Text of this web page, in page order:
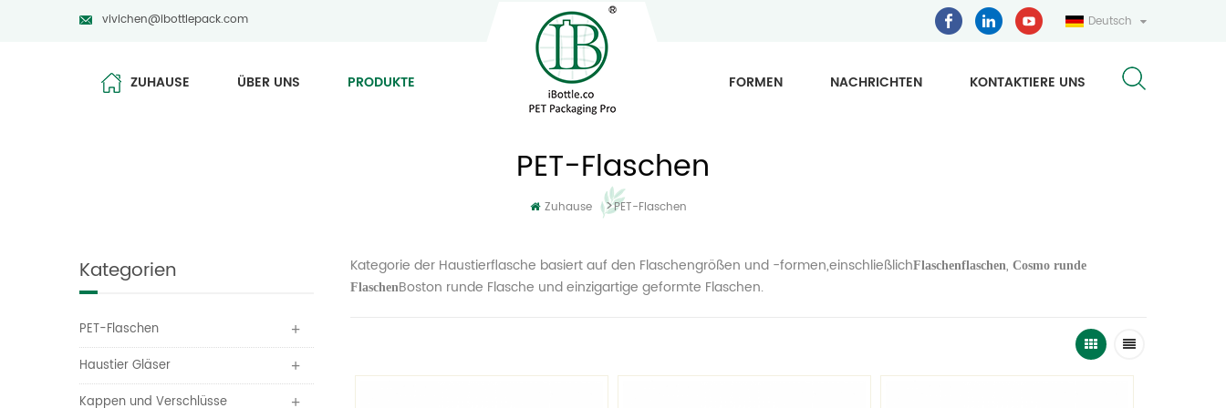
vivichen@ibottlepack.com Deutsch
ZUHAUSE ÜBER UNS PRODUKTE FORMEN NACHRICHTEN KONTAKTIERE UNS
PET-Flaschen
Zuhause >PET-Flaschen
Kategorie der Haustierflasche basiert auf den Flaschengrößen und -formen,einschließlichFlaschenflaschen,Cosmo runde
FlaschenBoston runde Flasche und einzigartige geformte Flaschen.
Kategorien
PET-Flaschen
Haustier Gläser
Kappen und Verschlüsse